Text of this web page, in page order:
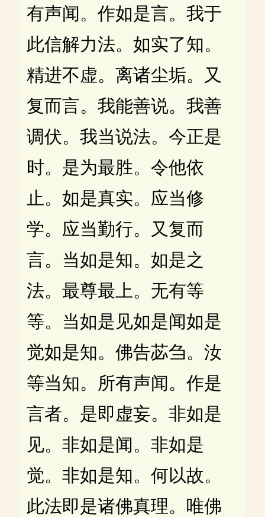
有声闻。作如是言。我于
此信解力法。如实了知。
精进不虚。离诸尘垢。又
复而言。我能善说。我善
调伏。我当说法。今正是
时。是为最胜。令他依
止。如是真实。应当修
学。应当勤行。又复而
言。当如是知。如是之
法。最尊最上。无有等
等。当如是见如是闻如是
觉如是知。佛告苾刍。汝
等当知。所有声闻。作是
言者。是即虚妄。非如是
见。非如是闻。非如是
觉。非如是知。何以故。
此法即是诸佛真理。唯佛